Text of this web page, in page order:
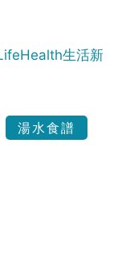
生活新
湯水食譜